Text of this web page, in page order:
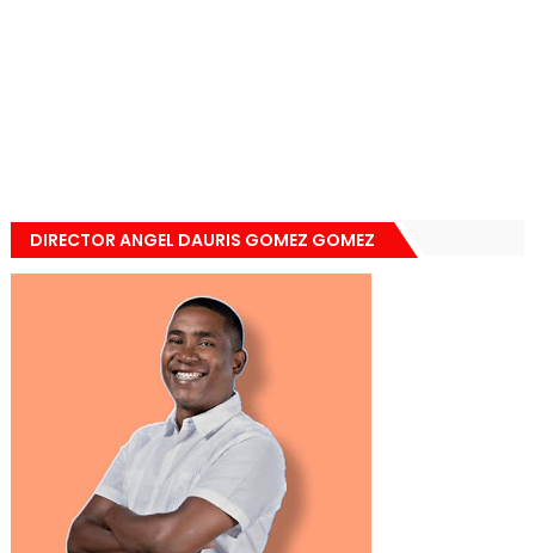
DIRECTOR ANGEL DAURIS GOMEZ GOMEZ